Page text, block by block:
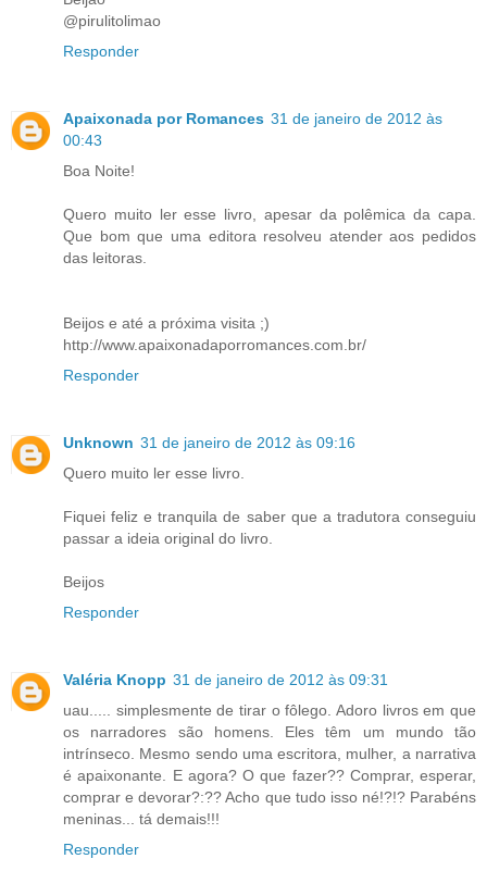
@pirulitolimao
Responder
Apaixonada por Romances 31 de janeiro de 2012 às
00:43
Boa Noite!
Quero muito ler esse livro, apesar da polêmica da capa.
Que bom que uma editora resolveu atender aos pedidos
das leitoras.
Beijos e até a próxima visita ;)
http://www.apaixonadaporromances.com.br/
Responder
Unknown 31 de janeiro de 2012 às 09:16
Quero muito ler esse livro.
Fiquei feliz e tranquila de saber que a tradutora conseguiu
passar a ideia original do livro.
Beijos
Responder
Valéria Knopp 31 de janeiro de 2012 às 09:31
uau..... simplesmente de tirar o fôlego. Adoro livros em que
os narradores são homens. Eles têm um mundo tão
intrínseco. Mesmo sendo uma escritora, mulher, a narrativa
é apaixonante. E agora? O que fazer?? Comprar, esperar,
comprar e devorar?:?? Acho que tudo isso né!?!? Parabéns
meninas... tá demais!!!
Responder